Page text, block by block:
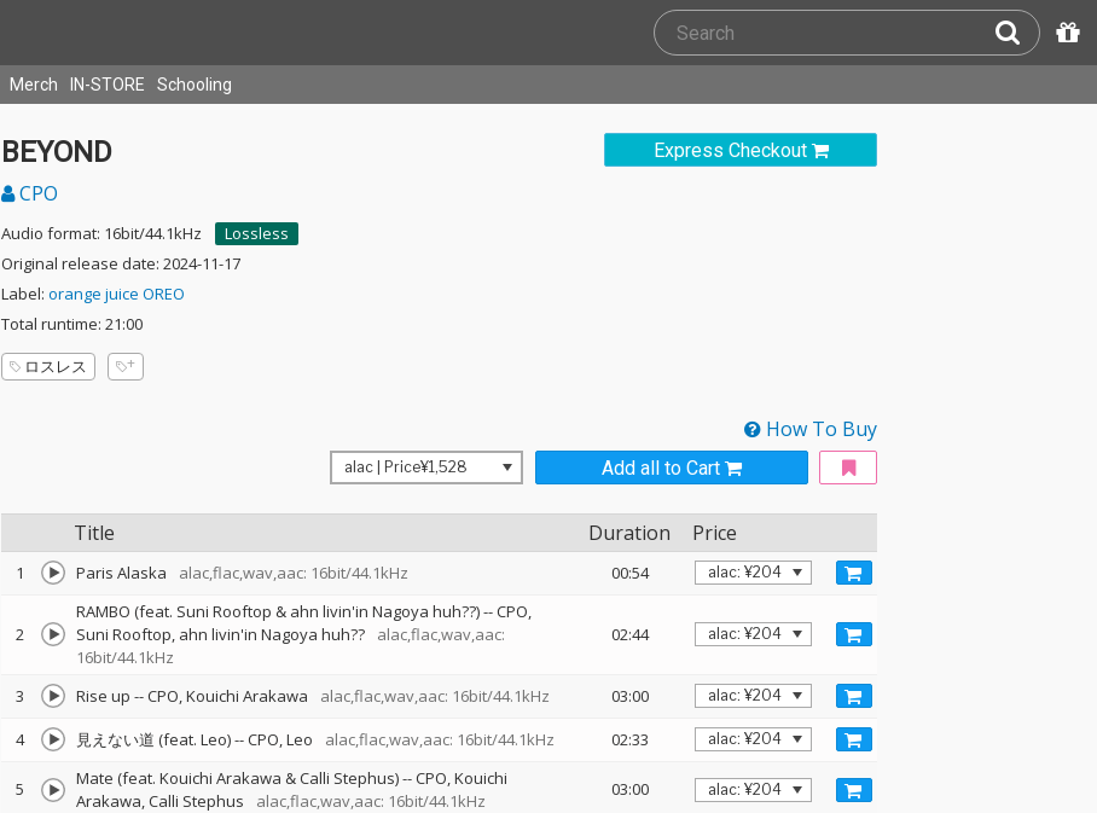
Merch IN-STORE Schooling
Express Checkout
BEYOND
CPO
Audio format: 16bit/44.1kHz
Lossless
Original release date: 2024-11-17
Label: orange juice OREO
Total runtime: 21:00
ロスレス
How To Buy
Add all to Cart
Title Duration Price
1 Paris Alaska alac,flac,wav,aac: 16bit/44.1kHz 00:54
2
RAMBO (feat. Suni Rooftop & ahn livin'in Nagoya huh??)--CPO
Suni Rooftop ahn livin'in Nagoya huh??
alac,flac,wav,aac:
16bit/44.1kHz
02:44
3 Rise up --CPO Kouichi Arakawa alac,flac,wav,aac: 16bit/44.1kHz
03:00
4
見えない道 (feat. Leo)--CPO Leo alac,flac,wav,aac: 16bit/44.1kHz 02:33
5 Mate (feat. Kouichi Arakawa & Calli Stephus)--CPO Kouichi
Arakawa Calli Stephus alac,flac,wav,aac: 16bit/44.1kHz
03:00